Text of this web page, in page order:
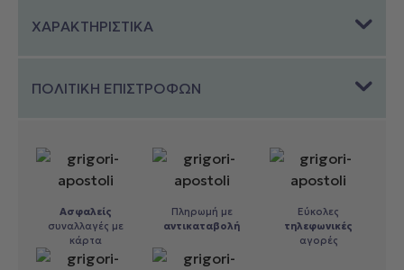
ΧΑΡΑΚΤΗΡΙΣΤΙΚΑ
ΠΟΛΙΤΙΚΗ ΕΠΙΣΤΡΟΦΩΝ
Ασφαλείς
συναλλαγές με
κάρτα
Πληρωμή με
αντικαταβολή
Εύκολες
τηλεφωνικές
αγορές